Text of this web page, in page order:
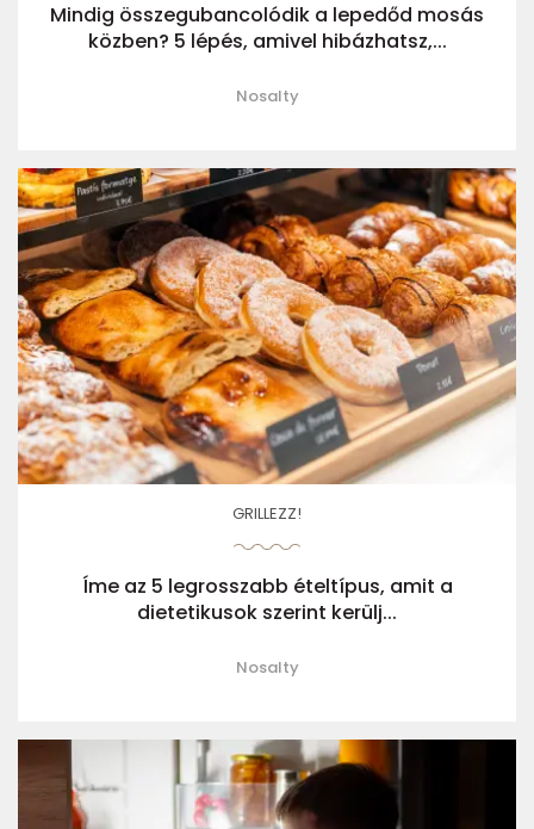
Mindig összegubancolódik a lepedőd mosás
közben? 5 lépés, amivel hibázhatsz,...
Nosalty
GRILLEZZ!
Íme az 5 legrosszabb ételtípus, amit a
dietetikusok szerint kerülj...
Nosalty